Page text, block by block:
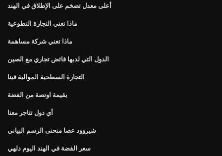
أعلى معدل تضخم على الإطلاق في الهند
ماذا تعني التجارة التطوعية
ماذا تعني شركة مساهمة
الدول التي لديها فائض تجاري مع الصين
التجارة السطحية الموالية فينا
بقيمة اونصة من الفضة
أي دول تتاجر معنا
شيروود عصا منحنى الرسم البياني
سعر الفضة في الهند اليوم دلهي